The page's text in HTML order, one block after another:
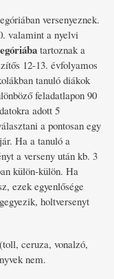
versenyeznek.
valamint a nyelvi
tartoznak a
12-13. évfolyamos
tanuló diákok
feladatlapon 90
adott 5
a pontosan egy
Ha a tanuló a
a verseny után kb. 3
külön-külön. Ha
ezek egyenlősége
holtversenyt
ceruza, vonalzó,
nem.